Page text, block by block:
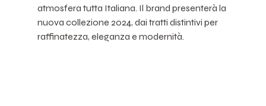
atmosfera tutta Italiana. Il brand presenterà la
nuova collezione 2024, dai tratti distintivi per
raffinatezza, eleganza e modernità.